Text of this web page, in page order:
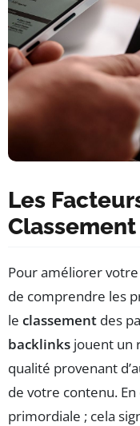
Les
Pour améliorer votre
de comprendre les
le classement des
backlinks jouent un
qualité provenant
de votre contenu.
primordiale ; cela